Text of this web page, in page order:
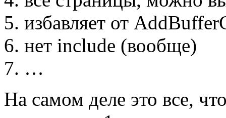
избавляет от
нет include (вообще)
…
На самом деле это все,